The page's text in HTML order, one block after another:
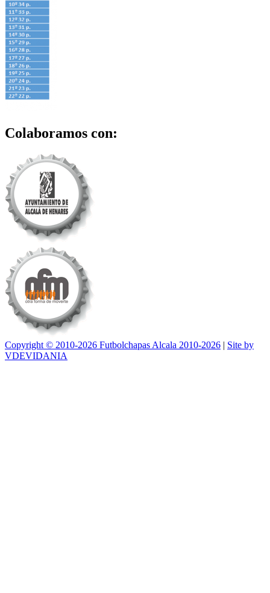
Colaboramos con:
Copyright © 2010-2026 Futbolchapas Alcala 2010-2026 | Site by
VDEVIDANIA